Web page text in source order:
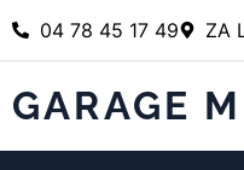
04 78 45 17 49 ZA
GARAGE